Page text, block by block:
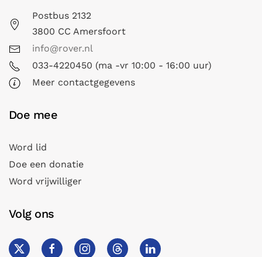
Postbus 2132
3800 CC Amersfoort
info@rover.nl
033-4220450 (ma -vr 10:00 - 16:00 uur)
Meer contactgegevens
Doe mee
Word lid
Doe een donatie
Word vrijwilliger
Volg ons